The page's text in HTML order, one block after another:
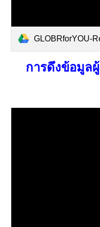
GLOBRforYOU-
การดึงข้อมูล